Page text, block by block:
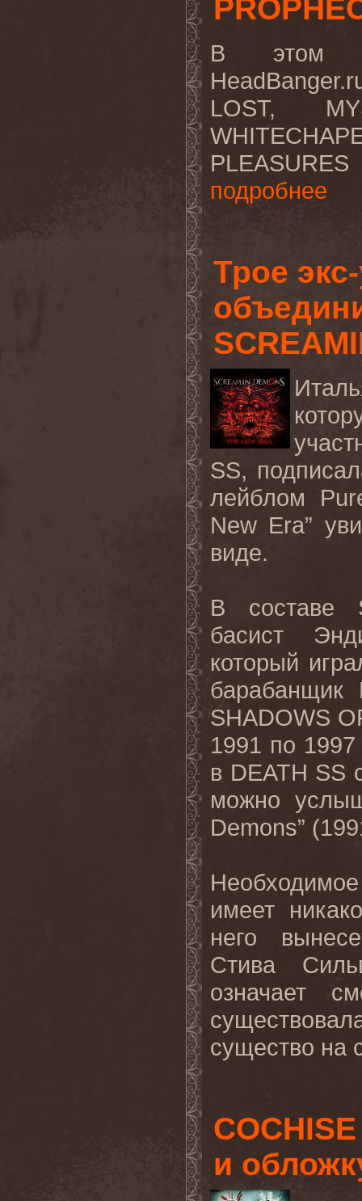
В этом
LOST,
подробнее
Трое
SS,
лейблом
New Era”
виде.
В составе
басист
который
SHADOWS
1991 по
в DEATH SS
можно
Demons”
имеет
него
Стива
означает
существо на
и